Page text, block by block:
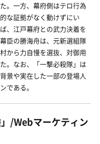
。一方、幕府側はテロ行為
な証拠がなく動けずにい
、江戸幕府との武力決着を
臣の勝海舟は、元新選組隊
から力自慢を選抜、対御用
。なお、「一撃必殺隊」は
景や実在した一部の登場人
である。
/Webマーケティン